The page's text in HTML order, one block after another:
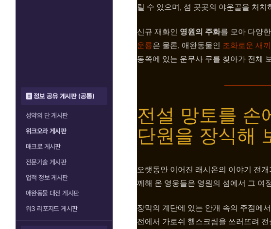
정보 공유 게시판 (공통)
성약의 단 게시판
위크오라 게시판
매크로 게시판
전문기술 게시판
업적 정보 게시판
애완동물 대전 게시판
워3 리포지드 게시판
릴 수 있으며, 섬 곳곳의 야운골을 처치
신규 재화인 영원의 주화를 모아 다양
운룡은 물론, 애완동물인 조화로운 새
동쪽에 있는 운무사 쿠를 찾아가 전체
전설 망토를 손
단원을 장식해
오랫동안 이어진 래시온의 이야기 전
께해 온 영웅들은 영원의 섬에서 그 여
장막의 계단에 있는 안개 속의 주점에
전에서 가로쉬 헬스크림을 쓰러뜨려